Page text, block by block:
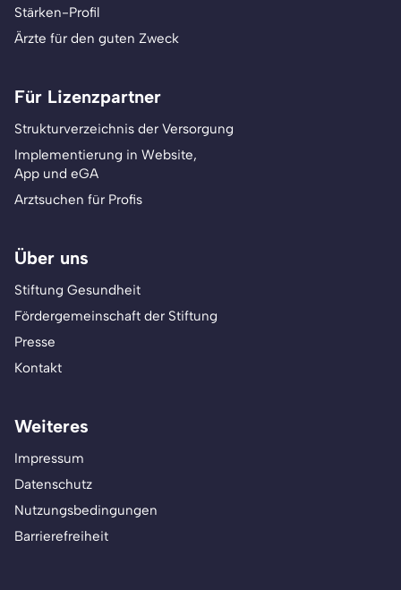
Stärken-Profil
Ärzte für den guten Zweck
Für Lizenzpartner
Strukturverzeichnis der Versorgung
Implementierung in Website,
App und eGA
Arztsuchen für Profis
Über uns
Stiftung Gesundheit
Fördergemeinschaft der Stiftung
Presse
Kontakt
Weiteres
Impressum
Datenschutz
Nutzungsbedingungen
Barrierefreiheit